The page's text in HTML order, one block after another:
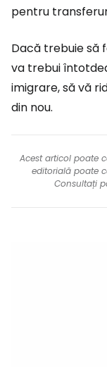
pentru
Dacă trebuie să
va trebui
imigrare, să vă
din nou.
Acest articol poate
editorială poate
Consultați